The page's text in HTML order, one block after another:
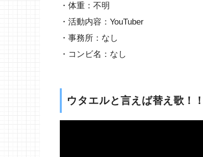
・体重：不明
・活動内容：YouTuber
・事務所：なし
・コンビ名：なし
ウタエルと言えば替え歌！！